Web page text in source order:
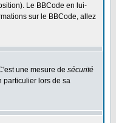
Le BBCode en lui-
sur le BBCode, allez
une mesure de sécurité
particulier lors de sa